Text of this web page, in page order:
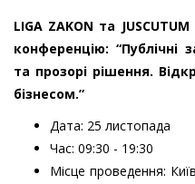
LIGA ZAKON та
конференцію: “Публічні
та прозорі рішення.
бізнесом.”
Дата: 25 листопада
Час: 09:30 - 19:30
Місце проведення: